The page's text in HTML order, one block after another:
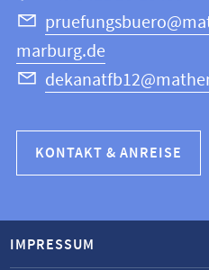
marburg.de
KONTAKT & ANREISE
IMPRESSUM